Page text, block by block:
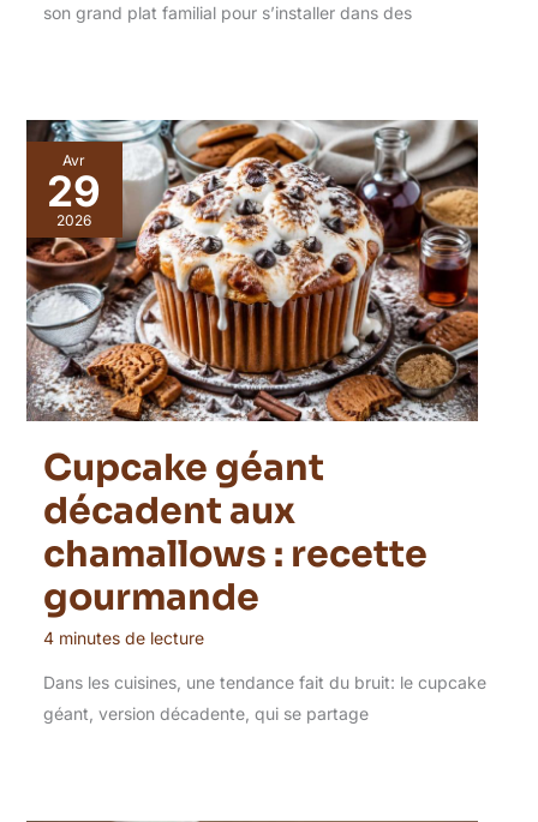
son grand plat familial pour s’installer dans des
Avr
29
2026
Cupcake géant
décadent aux
chamallows : recette
gourmande
4 minutes de lecture
Dans les cuisines, une tendance fait du bruit: le cupcake
géant, version décadente, qui se partage